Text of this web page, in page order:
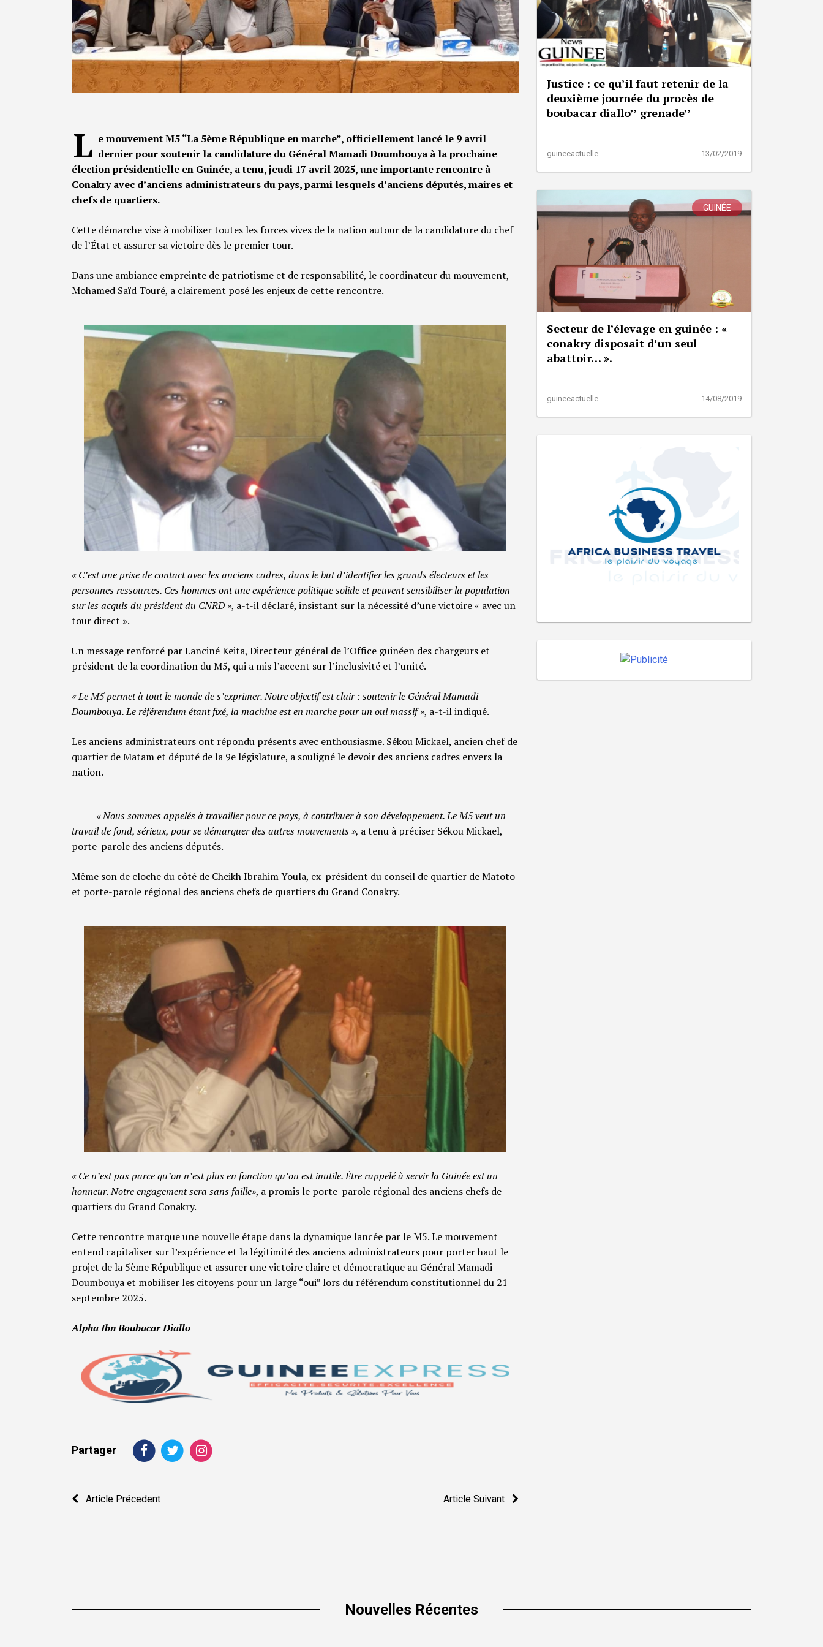
L e mouvement M5 “La 5ème République en marche”, officiellement lancé le 9 avril
dernier pour soutenir la candidature du Général Mamadi Doumbouya à la prochaine
élection présidentielle en Guinée, a tenu, jeudi 17 avril 2025, une importante rencontre à
Conakry avec d’anciens administrateurs du pays, parmi lesquels d’anciens députés, maires et
chefs de quartiers.
Cette démarche vise à mobiliser toutes les forces vives de la nation autour de la candidature du chef
de l’État et assurer sa victoire dès le premier tour.
Dans une ambiance empreinte de patriotisme et de responsabilité, le coordinateur du mouvement,
Mohamed Saïd Touré, a clairement posé les enjeux de cette rencontre.
« C’est une prise de contact avec les anciens cadres, dans le but d’identifier les grands électeurs et les
personnes ressources. Ces hommes ont une expérience politique solide et peuvent sensibiliser la population
sur les acquis du président du CNRD », a-t-il déclaré, insistant sur la nécessité d’une victoire « avec un
tour direct ».
Un message renforcé par Lanciné Keita, Directeur général de l’Office guinéen des chargeurs et
président de la coordination du M5, qui a mis l’accent sur l’inclusivité et l’unité.
« Le M5 permet à tout le monde de s’exprimer. Notre objectif est clair : soutenir le Général Mamadi
Doumbouya. Le référendum étant fixé, la machine est en marche pour un oui massif », a-t-il indiqué.
Les anciens administrateurs ont répondu présents avec enthousiasme. Sékou Mickael, ancien chef de
quartier de Matam et député de la 9e législature, a souligné le devoir des anciens cadres envers la
nation.
« Nous sommes appelés à travailler pour ce pays, à contribuer à son développement. Le M5 veut un
travail de fond, sérieux, pour se démarquer des autres mouvements », a tenu à préciser Sékou Mickael,
porte-parole des anciens députés.
Même son de cloche du côté de Cheikh Ibrahim Youla, ex-président du conseil de quartier de Matoto
et porte-parole régional des anciens chefs de quartiers du Grand Conakry.
« Ce n’est pas parce qu’on n’est plus en fonction qu’on est inutile. Être rappelé à servir la Guinée est un
honneur. Notre engagement sera sans faille», a promis le porte-parole régional des anciens chefs de
quartiers du Grand Conakry.
Cette rencontre marque une nouvelle étape dans la dynamique lancée par le M5. Le mouvement
entend capitaliser sur l’expérience et la légitimité des anciens administrateurs pour porter haut le
projet de la 5ème République et assurer une victoire claire et démocratique au Général Mamadi
Doumbouya et mobiliser les citoyens pour un large “oui” lors du référendum constitutionnel du 21
septembre 2025.
Alpha Ibn Boubacar Diallo
Partager
Navigation
Article Précedent Article Suivant
Justice : ce qu’il faut retenir de la
deuxième journée du procès de
boubacar diallo’’ grenade’’
guineeactuelle 13/02/2019
GUINÉE
Secteur de l’élevage en guinée : «
conakry disposait d’un seul
abattoir… ».
guineeactuelle 14/08/2019
Nouvelles Récentes